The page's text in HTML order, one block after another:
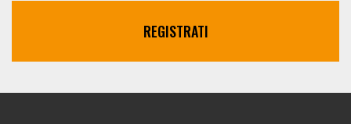
REGISTRATI